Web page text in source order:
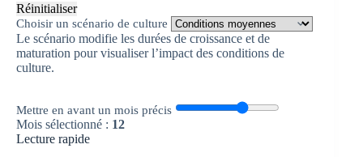
Réinitialiser
Choisir un scénario de culture
Le scénario modifie les durées de croissance et de
maturation pour visualiser l’impact des conditions de
culture.
Mettre en avant un mois précis
Mois sélectionné : 12
Lecture rapide